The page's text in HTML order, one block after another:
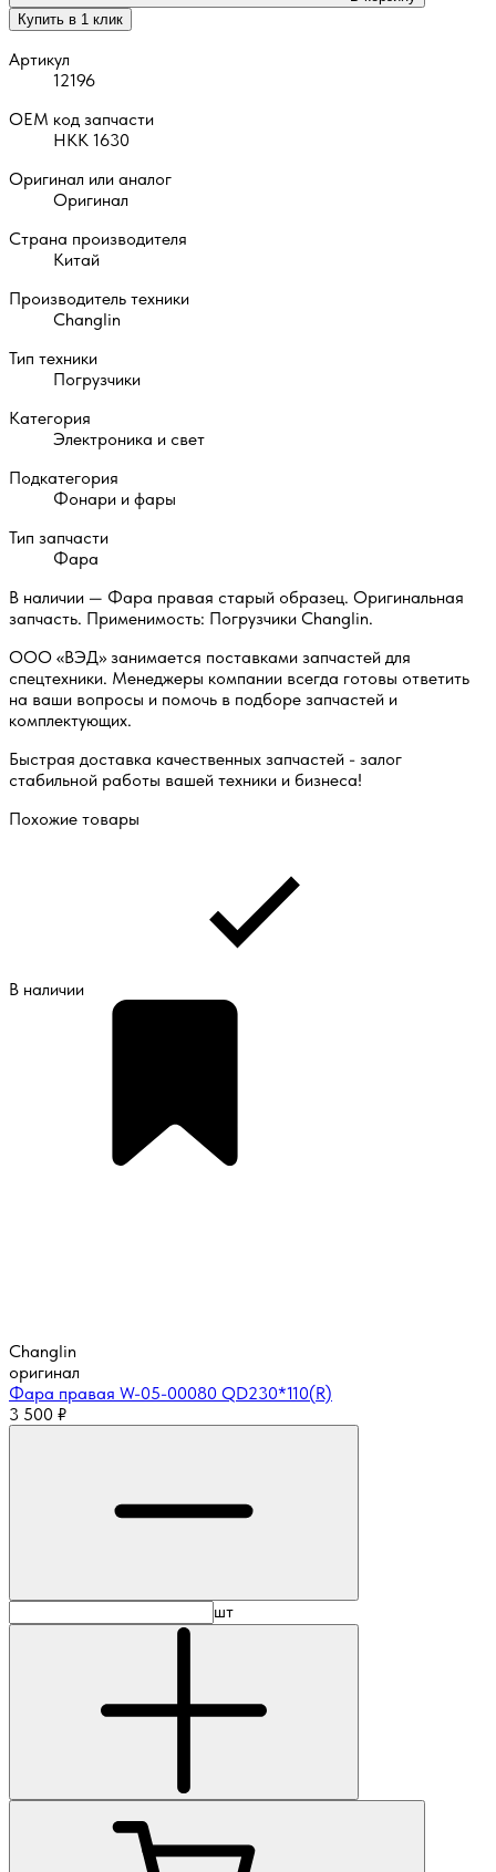
Купить в 1 клик
Артикул
12196
OEM код запчасти
НКК 1630
Оригинал или аналог
Оригинал
Страна производителя
Китай
Производитель техники
Changlin
Тип техники
Погрузчики
Категория
Электроника и свет
Подкатегория
Фонари и фары
Тип запчасти
Фара
В наличии — Фара правая старый образец. Оригинальная
запчасть. Применимость: Погрузчики Changlin.
ООО «ВЭД» занимается поставками запчастей для
спецтехники. Менеджеры компании всегда готовы ответить
на ваши вопросы и помочь в подборе запчастей и
комплектующих.
Быстрая доставка качественных запчастей - залог
стабильной работы вашей техники и бизнеса!
Похожие товары
В наличии
Changlin
оригинал
Фара правая W-05-00080 QD230*110(R)
3 500 ₽
шт